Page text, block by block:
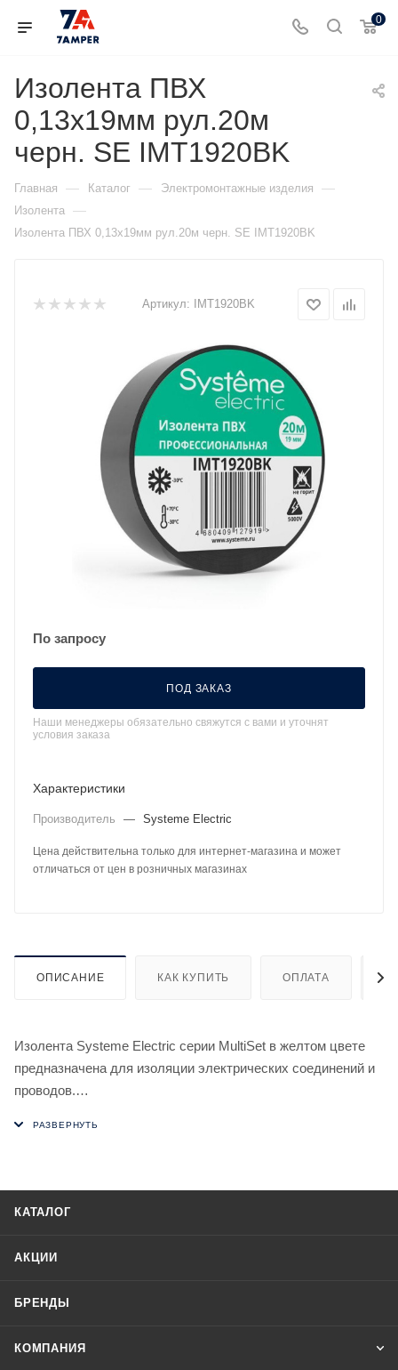
0
Изолента ПВХ
0,13х19мм рул.20м
черн. SE IMT1920BK
Главная — Каталог — Электромонтажные изделия —
Изолента —
Изолента ПВХ 0,13х19мм рул.20м черн. SE IMT1920BK
Артикул: IMT1920BK
По запросу
ПОД ЗАКАЗ
Наши менеджеры обязательно свяжутся с вами и уточнят
условия заказа
Характеристики
Производитель — Systeme Electric
Цена действительна только для интернет-магазина и может
отличаться от цен в розничных магазинах
ОПИСАНИЕ КАК КУПИТЬ ОПЛАТА
Изолента Systeme Electric серии MultiSet в желтом цвете
предназначена для изоляции электрических соединений и
проводов.
КАТАЛОГ
АКЦИИ
БРЕНДЫ
КОМПАНИЯ